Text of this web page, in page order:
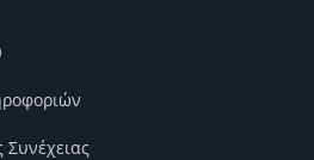
Συνέχειας